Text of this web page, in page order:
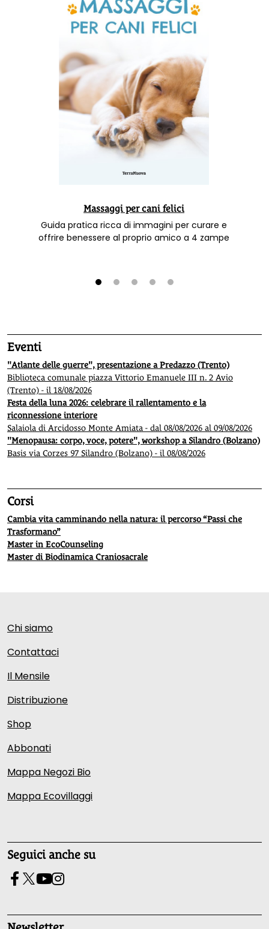
Massaggi per cani felici
Guida pratica ricca di immagini per curare e
offrire benessere al proprio amico a 4 zampe
Eventi
"Atlante delle guerre", presentazione a Predazzo (Trento)
Biblioteca comunale piazza Vittorio Emanuele III n. 2 Avio
(Trento) - il 18/08/2026
Festa della luna 2026: celebrare il rallentamento e la
riconnessione interiore
Salaiola di Arcidosso Monte Amiata - dal 08/08/2026 al 09/08/2026
"Menopausa: corpo, voce, potere", workshop a Silandro (Bolzano)
Basis via Corzes 97 Silandro (Bolzano) - il 08/08/2026
Corsi
Cambia vita camminando nella natura: il percorso “Passi che
Trasformano”
Master in EcoCounseling
Master di Biodinamica Craniosacrale
Chi siamo
Contattaci
Il Mensile
Distribuzione
Shop
Abbonati
Mappa Negozi Bio
Mappa Ecovillaggi
Seguici anche su